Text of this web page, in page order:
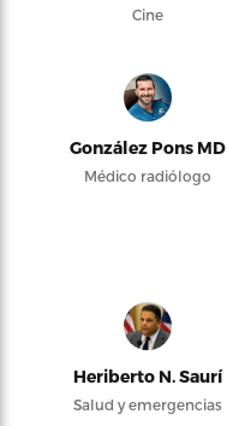
Cine
González Pons MD
Médico radiólogo
Heriberto N. Saurí
Salud y emergencias